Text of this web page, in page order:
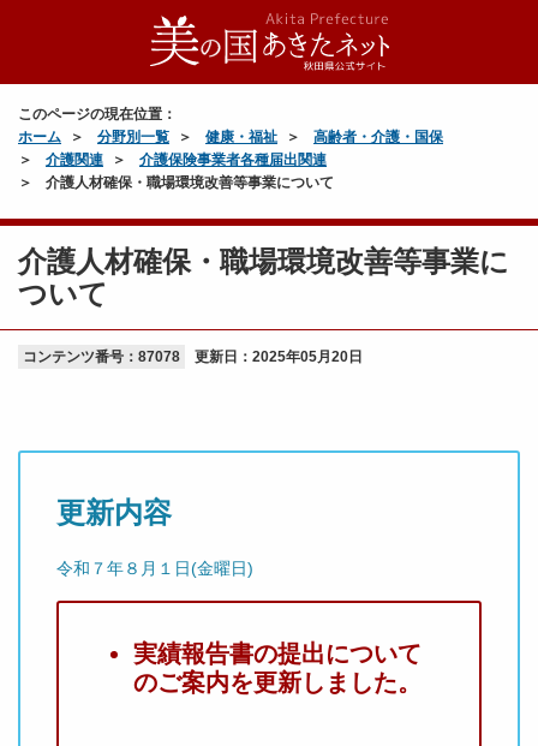
このページの現在位置：
ホーム
分野別一覧 健康・福祉
高齢者・介護・国保
介護関連
介護保険事業者各種届出関連
介護人材確保・職場環境改善等事業について
介護人材確保・職場環境改善等事業に
ついて
コンテンツ番号：87078 更新日： 2025年05月20日
更新内容
令和７年８月１日(金曜日)
実績報告書の提出について
のご案内を更新しました。